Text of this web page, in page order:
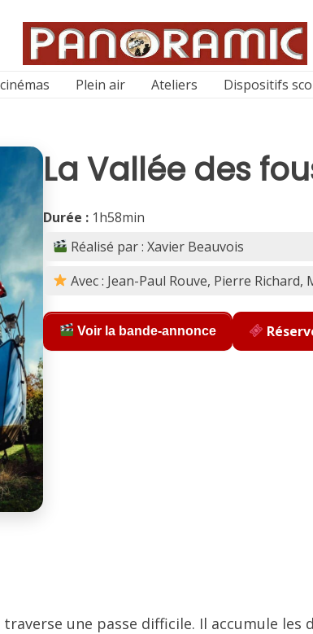
Plein air Ateliers Dispositifs
La Vallée des
Durée : 1h58min
Réalisé par : Xavier Beauvois
Avec : Jean-Paul Rouve, Pierre Richard,
Voir la bande-annonce
traverse une passe difficile. Il accumule les